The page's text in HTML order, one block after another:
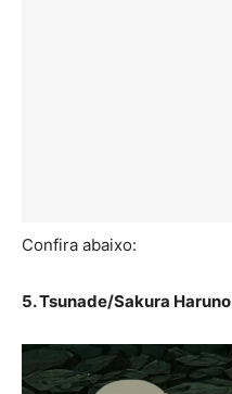
Confira abaixo:
5. Tsunade/Sakura Haruno